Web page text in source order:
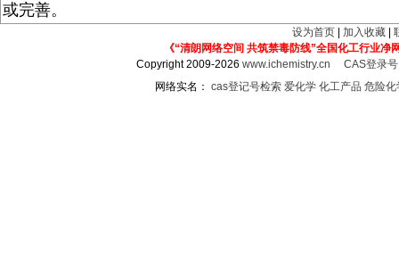
或完善。
设为首页 加入收藏
《“清朗网络空间 共筑禁毒防线”全国化工行业净
Copyright 2009-2026www.ichemistry.cn
CAS登录
网络实名： cas登记号检索 爱化学 化工产品 危险化